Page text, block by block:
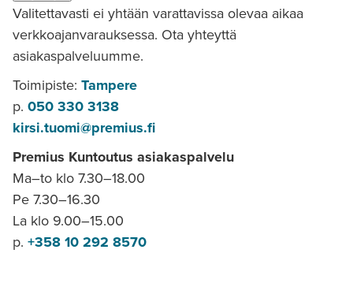
Valitettavasti ei yhtään varattavissa olevaa aikaa
verkkoajanvarauksessa. Ota yhteyttä
asiakaspalveluumme.
Toimipiste: Tampere
p. 050 330 3138
kirsi.tuomi@premius.fi
Premius Kuntoutus asiakaspalvelu
Ma–to klo 7.30–18.00
Pe 7.30–16.30
La klo 9.00–15.00
p. +358 10 292 8570